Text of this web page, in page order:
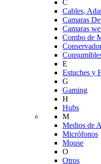
C
Cables,
Camaras
Camaras
Combo de
E
Estuches y
G
Gaming
H
Hubs
M
Medios de
Micrófonos
Mouse
O
Otros